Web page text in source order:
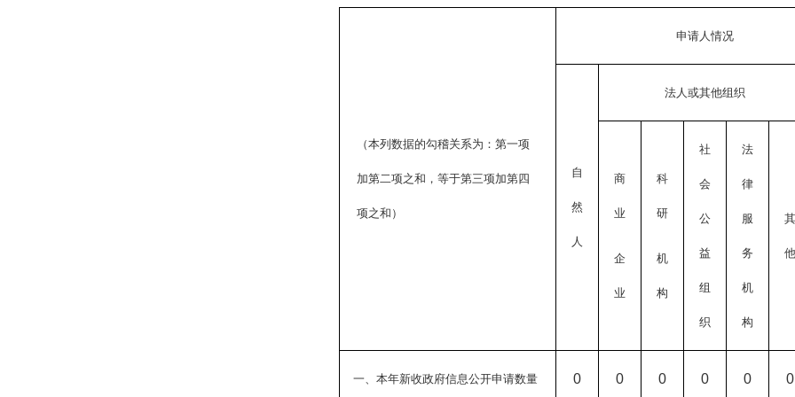
（本列数据的勾稽关系为：第一项
加第二项之和，等于第三项加第四
项之和）
申请人情况
自
然
人
法人或其他组织
商
业
企
业
科
研
机
构
社
会
公
益
组
织
法
律
服
务
机
构
其
他
一、本年新收政府信息公开申请数量 0 0 0 0 0 0